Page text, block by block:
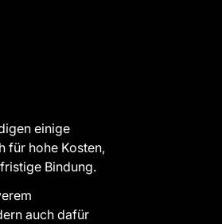
einige
für hohe Kosten,
Bindung.
auch dafür